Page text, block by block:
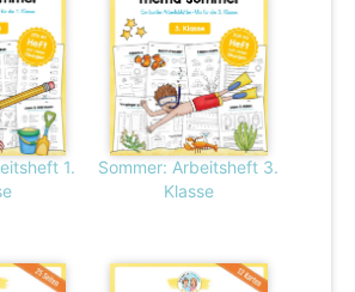
1.
Sommer: Arbeitsheft 3.
Klasse